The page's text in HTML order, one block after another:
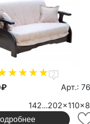
2
Арт.: